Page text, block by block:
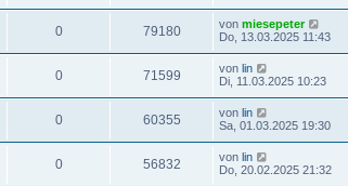
0 79180 von miesepeter
Do, 13.03.2025 11:43
0 71599 von lin
Di, 11.03.2025 10:23
0 60355 von lin
Sa, 01.03.2025 19:30
0 56832 von lin
Do, 20.02.2025 21:32